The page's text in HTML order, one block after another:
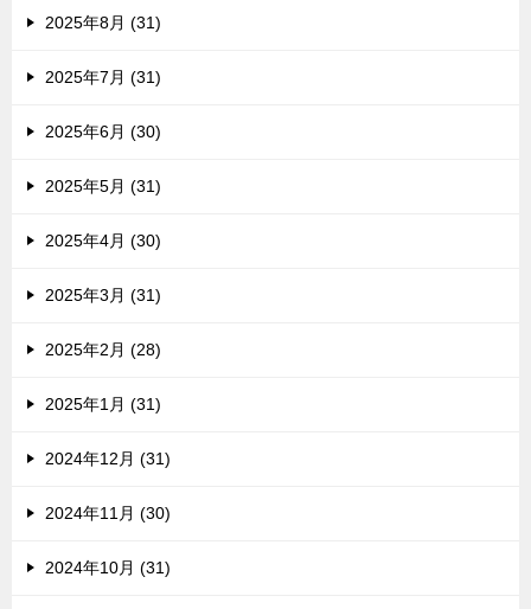
2025年8月 (31)
2025年7月 (31)
2025年6月 (30)
2025年5月 (31)
2025年4月 (30)
2025年3月 (31)
2025年2月 (28)
2025年1月 (31)
2024年12月 (31)
2024年11月 (30)
2024年10月 (31)